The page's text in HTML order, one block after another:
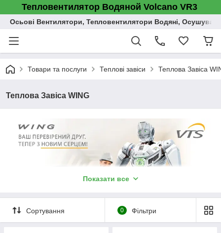
Тепловентилятор Водяной Volcano VR3
Осьові Вентилятори, Тепловентилятори Водяні, Осушувач
Товари та послуги Теплові завіси Теплова Завіса
Теплова Завіса WING
Теплова Завіса WING : Нова завіса зводяним
електричнимнагрівачем виготовляється в трьох
Показати все
Сортування 0 Фільтри